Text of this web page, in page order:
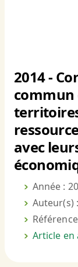
2014 -
commun
avec
Année :
Auteur(s) :
Article en